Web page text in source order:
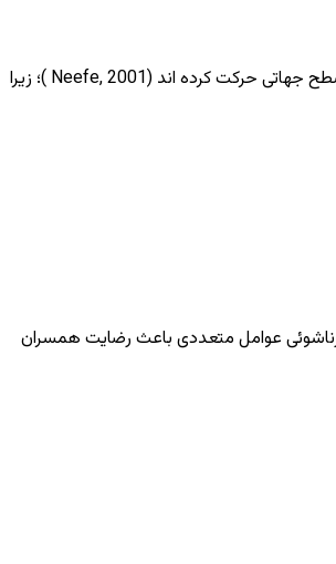
شرح مختصر : در دهه های اخیر، سازمان ها به منظور حفظ وضعیت رقابتی خود از مفهوم کیفیت جامع به سمت مفاهیم یادگیری، نوآوری و بهبود مستمر در سطح جهاتی حرکت کرده اند (Neefe, 2001 )؛ زیرا
عوامل متعددی باعث رضایت همسران